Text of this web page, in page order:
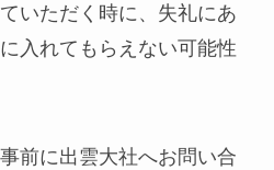
いただく時に、失礼にあ
入れてもらえない可能性
前に出雲大社へお問い合